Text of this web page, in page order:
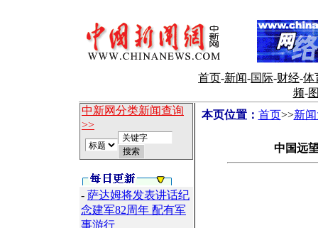
首页-新闻-国际-财经-体
频-
中新网分类新闻查询
>>
- 萨达姆将发表讲话纪
念建军82周年 配有军
事游行
本页位置： 首页>>新
中国远